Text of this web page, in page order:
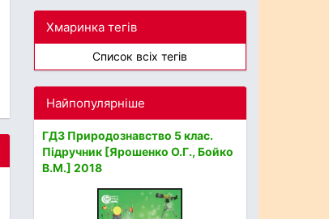
Хмаринка тегів
Список всіх тегів
Найпопулярніше
ГДЗ Природознавство 5 клас.
Підручник [Ярошенко О.Г., Бойко
В.М.] 2018